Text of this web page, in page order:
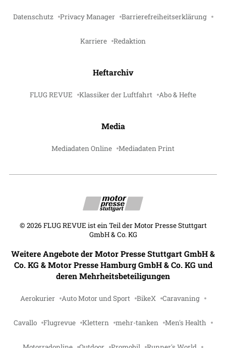
Datenschutz Privacy Manager Barrierefreiheitserklärung
Karriere Redaktion
Heftarchiv
FLUG REVUE Klassiker der Luftfahrt Abo & Hefte
Media
Mediadaten Online Mediadaten Print
© 2026 FLUG REVUE ist ein Teil der Motor Presse Stuttgart
GmbH & Co. KG
Weitere Angebote der Motor Presse Stuttgart GmbH &
Co. KG & Motor Presse Hamburg GmbH & Co. KG und
deren Mehrheitsbeteiligungen
Aerokurier Auto Motor und Sport BikeX Caravaning
Cavallo Flugrevue Klettern mehr-tanken Men's Health